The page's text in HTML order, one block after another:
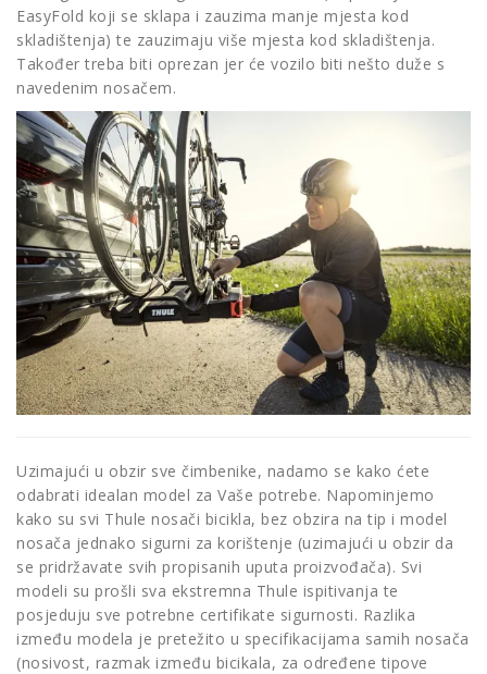
EasyFold koji se sklapa i zauzima manje mjesta kod
skladištenja) te zauzimaju više mjesta kod skladištenja.
Također treba biti oprezan jer će vozilo biti nešto duže s
navedenim nosačem.
Uzimajući u obzir sve čimbenike, nadamo se kako ćete
odabrati idealan model za Vaše potrebe. Napominjemo
kako su svi Thule nosači bicikla, bez obzira na tip i model
nosača jednako sigurni za korištenje (uzimajući u obzir da
se pridržavate svih propisanih uputa proizvođača). Svi
modeli su prošli sva ekstremna Thule ispitivanja te
posjeduju sve potrebne certifikate sigurnosti. Razlika
između modela je pretežito u specifikacijama samih nosača
(nosivost, razmak između bicikala, za određene tipove